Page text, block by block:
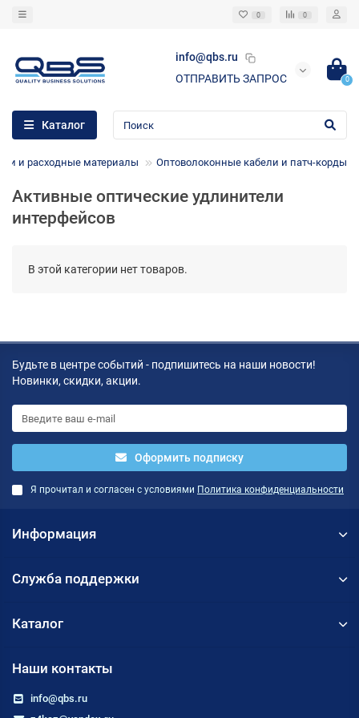
0 0
info@qbs.ru
ОТПРАВИТЬ ЗАПРОС
0
Каталог
и расходные материалы Оптоволоконные кабели и патч-корды
Активные оптические удлинители
интерфейсов
В этой категории нет товаров.
Будьте в центре событий - подпишитесь на наши новости!
Новинки, скидки, акции.
Оформить подписку
Я прочитал и согласен с условиями Политика конфиденциальности
Информация
Служба поддержки
Каталог
Наши контакты
info@qbs.ru